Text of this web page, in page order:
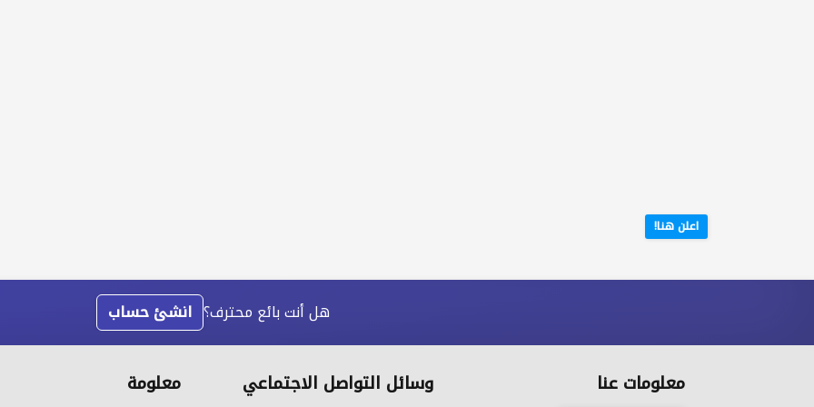
اعلن هنا!
هل أنت بائع محترف؟ انشئ حساب
معلومات عنا وسائل التواصل الاجتماعي معلومة